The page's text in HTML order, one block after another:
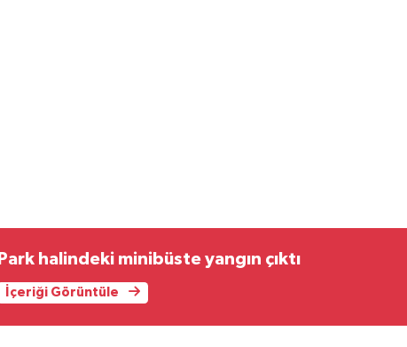
Park halindeki minibüste yangın çıktı
İçeriği Görüntüle